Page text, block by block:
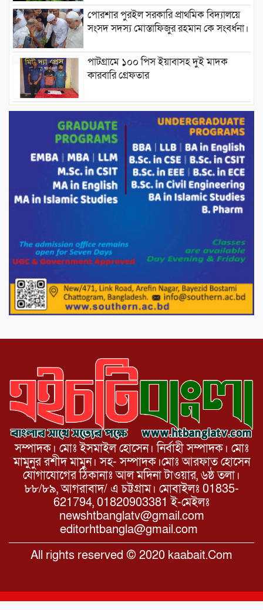
পোরশার পুরইল সরকারি প্রাথমিক বিদ্যালয়ে
সংসদ সদস্য মোস্তাফিজুর রহমান কে সংবর্ধনা।
পাটগ্রামে ১০০ পিস ইয়াবাসহ দুই মাদক
কারবারি গ্রেফতার
ড্যাবের ৩৭তম প্রতিষ্ঠাবার্ষিকীতে প্রধানমন্ত্রী
তারেক রহমান।
চন্দনাইশের হাশিমপুর ৪ নং ওয়ার্ডে ৫’শতাধিক
হতদরিদ্র পরিবারের মাঝে খাদ্যসামগ্রী বিতরণ
করেন মনজুর মোরশেদ
পরিবেশ রক্ষায় পাটগ্রামে ইহসান ইয়ুথ
মিরপুর-১১ নম্বরে দুর্বৃত্তদের গুলিতে বিএনপি
নেতা গুরুতর আহত
পাটগ্রামে চিকিৎসা সেবায় বীর মুক্তিযোদ্ধা দবির
উদ্দিন ফাউন্ডেশন
সম্পাদক। মোঃ ইসমাইল হোসেন। নির্বাহী সম্পাদক। মোঃ
মামুনুর রশীদ মামুন। সহ- সম্পাদক।মোঃ আরফাত হোসেন
যোগাযোগের ঠিকানাঃ আল মদিনা টাওয়ার, ৬ষ্ঠ তলা।
৮৮/৮৯, আগরাবাদ/ এ চট্টগ্রাম। মোবাইলঃ 01835-
621794, 01820903381 ই-মেইলঃ
newshtbanglatv@gmail.com
editorhtbangla@gmail.com
All rights reserved © 2020 kaabait.Com